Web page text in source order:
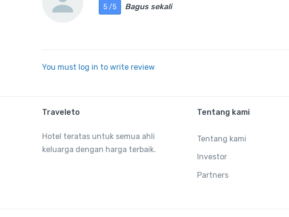
5 /5 Bagus sekali
You must log in to write review
Traveleto
Hotel teratas untuk semua ahli
keluarga dengan harga terbaik.
Tentang kami
Tentang kami
Investor
Partners